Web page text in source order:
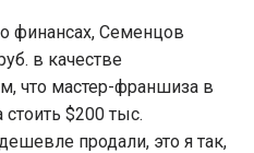
финансах, Семенцов
в качестве
что мастер-франшиза в
$200 тыс.
продали, это я так,